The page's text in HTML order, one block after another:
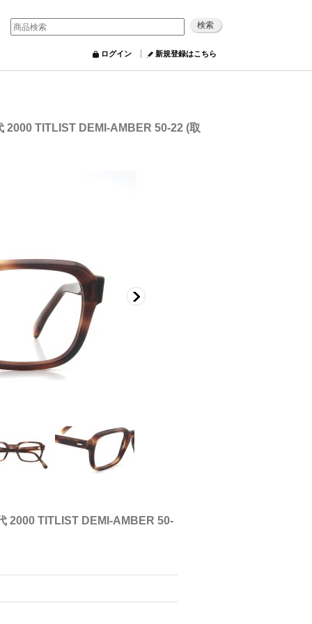
ログイン 新規登録はこちら
2000 TITLIST DEMI-AMBER 50-22 (取
2000 TITLIST DEMI-AMBER 50-